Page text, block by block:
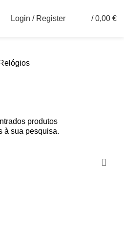
Login / Register / 0,00 €
Relógios
produtos
à sua pesquisa.